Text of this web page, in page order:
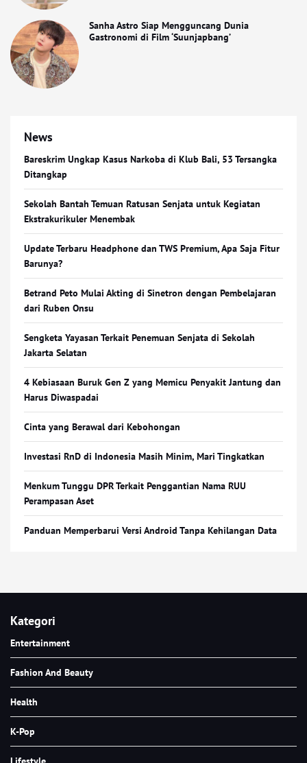
Sanha Astro Siap Mengguncang Dunia
Gastronomi di Film ‘Suunjapbang’
News
Bareskrim Ungkap Kasus Narkoba di Klub Bali, 53 Tersangka
Ditangkap
Sekolah Bantah Temuan Ratusan Senjata untuk Kegiatan
Ekstrakurikuler Menembak
Update Terbaru Headphone dan TWS Premium, Apa Saja Fitur
Barunya?
Betrand Peto Mulai Akting di Sinetron dengan Pembelajaran
dari Ruben Onsu
Sengketa Yayasan Terkait Penemuan Senjata di Sekolah
Jakarta Selatan
4 Kebiasaan Buruk Gen Z yang Memicu Penyakit Jantung dan
Harus Diwaspadai
Cinta yang Berawal dari Kebohongan
Investasi RnD di Indonesia Masih Minim, Mari Tingkatkan
Menkum Tunggu DPR Terkait Penggantian Nama RUU
Perampasan Aset
Panduan Memperbarui Versi Android Tanpa Kehilangan Data
Kategori
Entertainment
Fashion And Beauty
Health
K-Pop